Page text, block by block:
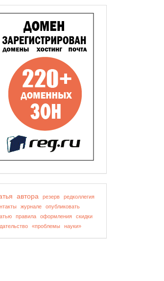
автора резерв
редколлегия
журнале
опубликовать
правила оформления
скидки
«проблемы науки»